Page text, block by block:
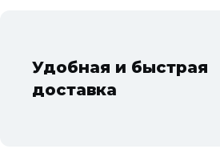
Удобная и быстрая
доставка